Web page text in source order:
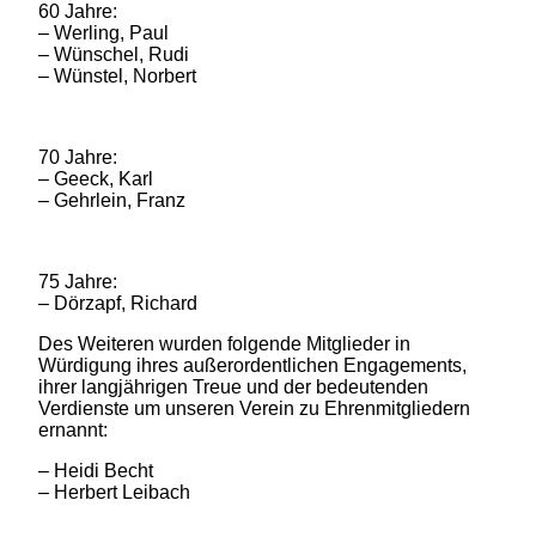
60 Jahre:
– Werling, Paul
– Wünschel, Rudi
– Wünstel, Norbert
70 Jahre:
– Geeck, Karl
– Gehrlein, Franz
75 Jahre:
– Dörzapf, Richard
Des Weiteren wurden folgende Mitglieder in
Würdigung ihres außerordentlichen Engagements,
ihrer langjährigen Treue und der bedeutenden
Verdienste um unseren Verein zu Ehrenmitgliedern
ernannt:
– Heidi Becht
– Herbert Leibach